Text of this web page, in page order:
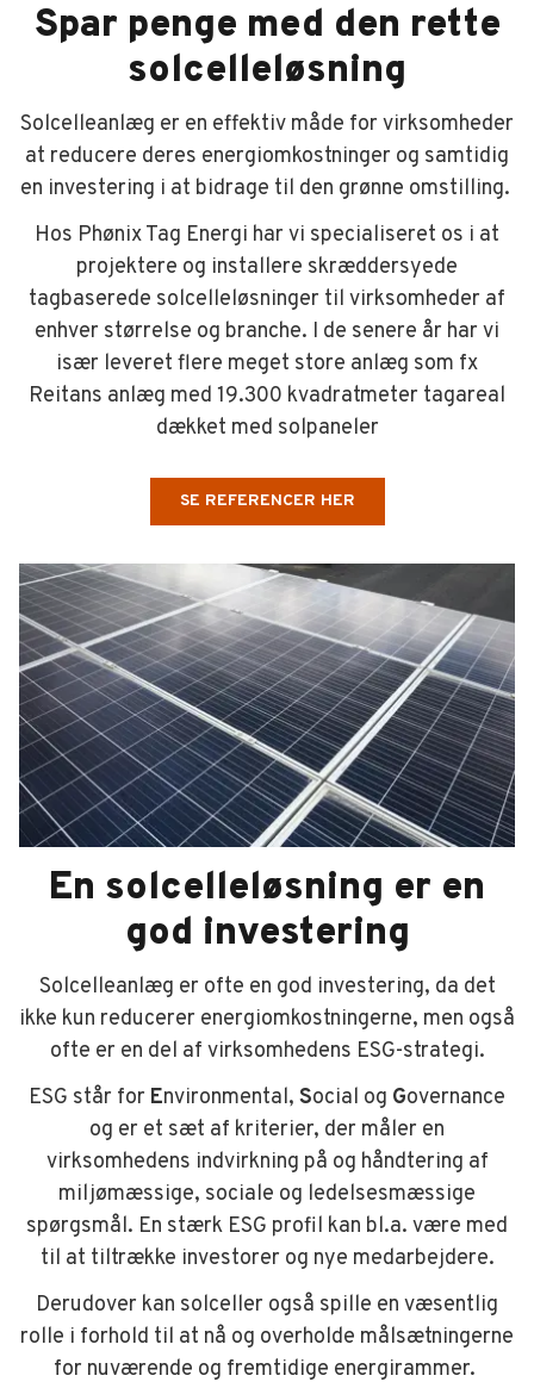
Spar penge med den rette
solcelleløsning
Solcelleanlæg er en effektiv måde for virksomheder
at reducere deres energiomkostninger og samtidig
en investering i at bidrage til den grønne omstilling.
Hos Phønix Tag Energi har vi specialiseret os i at
projektere og installere skræddersyede
tagbaserede solcelleløsninger til virksomheder af
enhver størrelse og branche. I de senere år har vi
især leveret flere meget store anlæg som fx
Reitans anlæg med 19.300 kvadratmeter tagareal
dækket med solpaneler
SE REFERENCER HER
En solcelleløsning er en
god investering
Solcelleanlæg er ofte en god investering, da det
ikke kun reducerer energiomkostningerne, men også
ofte er en del af virksomhedens ESG-strategi.
ESG står for Environmental, Social og Governance
og er et sæt af kriterier, der måler en
virksomhedens indvirkning på og håndtering af
miljømæssige, sociale og ledelsesmæssige
spørgsmål. En stærk ESG profil kan bl.a. være med
til at tiltrække investorer og nye medarbejdere.
Derudover kan solceller også spille en væsentlig
rolle i forhold til at nå og overholde målsætningerne
for nuværende og fremtidige energirammer.